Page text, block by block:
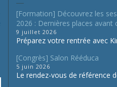
[Formation] Découvrez les
2026 : Dernières places avant
9 juillet 2026
Préparez votre rentrée avec
[Congrès] Salon Rééduca
5 juin 2026
Le rendez-vous de référence